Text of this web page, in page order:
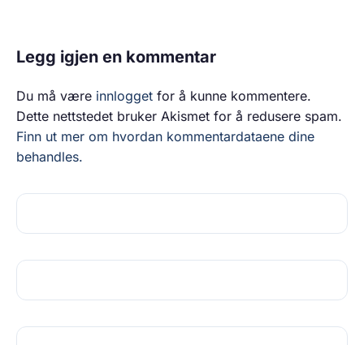
Legg igjen en kommentar
Du må være innlogget for å kunne kommentere.
Dette nettstedet bruker Akismet for å redusere spam.
Finn ut mer om hvordan kommentardataene dine
behandles.